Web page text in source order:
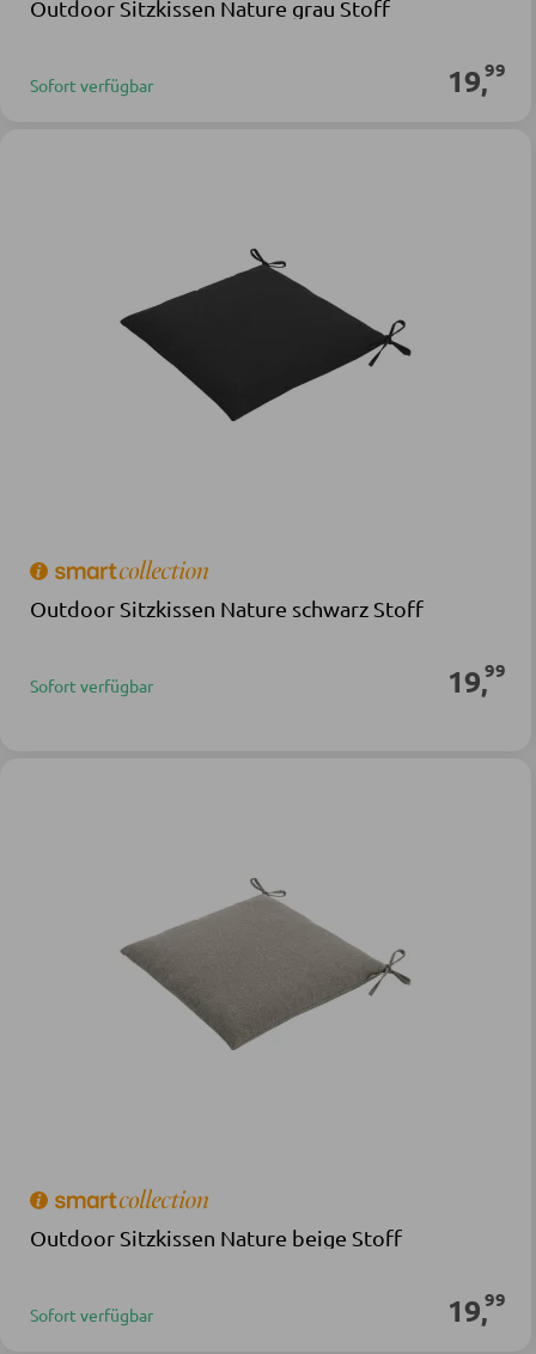
Outdoor Sitzkissen Nature grau Stoff
Sofort verfügbar 19,99
Outdoor Sitzkissen Nature schwarz Stoff
Sofort verfügbar 19,99
Outdoor Sitzkissen Nature beige Stoff
Sofort verfügbar 19,99